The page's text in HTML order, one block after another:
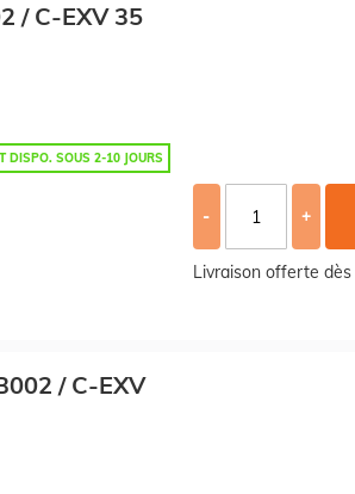
/ C-EXV 35
DISPO. SOUS 2-10 JOURS
- +
Livraison offerte dès
/ C-EXV